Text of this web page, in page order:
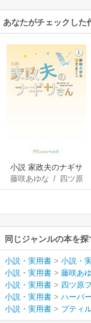
あなたがチェックした
小説 家政夫のナギサ
さん
藤咲あゆな / 四ツ原
フリコ
同じジャンルの本を探
小説・実用書 > 小説・
小説・実用書 > 藤咲あ
小説・実用書 > 四ツ原
小説・実用書 > ハーパ
小説・実用書 > プティ